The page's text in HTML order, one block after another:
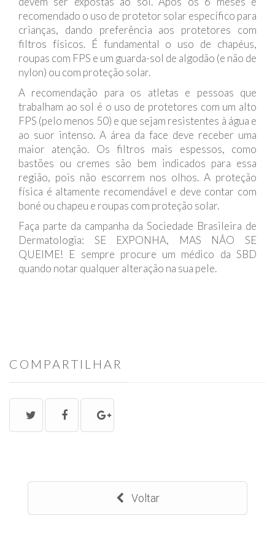
recomendado o uso de protetor solar específico para
crianças, dando preferência aos protetores com
filtros físicos. É fundamental o uso de chapéus,
roupas com FPS e um guarda-sol de algodão (e não de
nylon) ou com proteção solar.
A recomendação para os atletas e pessoas que
trabalham ao sol é o uso de protetores com um alto
FPS (pelo menos 50) e que sejam resistentes à água e
ao suor intenso. A área da face deve receber uma
maior atenção. Os filtros mais espessos, como
bastões ou cremes são bem indicados para essa
região, pois não escorrem nos olhos. A proteção
física é altamente recomendável e deve contar com
boné ou chapeu e roupas com proteção solar.
Faça parte da campanha da Sociedade Brasileira de
Dermatologia: SE EXPONHA, MAS NÃO SE
QUEIME! E sempre procure um médico da SBD
quando notar qualquer alteração na sua pele.
COMPARTILHAR
Voltar